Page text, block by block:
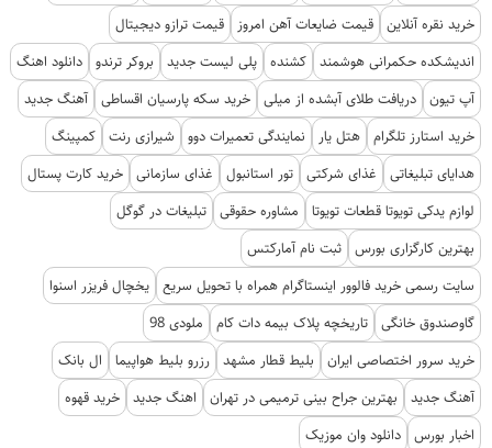
خرید نقره آنلاین قیمت ضایعات آهن امروز
قیمت ترازو دیجیتال
اندیشکده حکمرانی هوشمند کشنده پلی لیست جدید بروکر ترندو دانلود اهنگ
آپ تیون دریافت طلای آبشده از میلی خرید سکه پارسیان اقساطی آهنگ جدید
خرید استارز تلگرام هتل یار نمایندگی تعمیرات دوو شیرازی رنت کمپینگ
هدایای تبلیغاتی
غذای شرکتی تور استانبول غذای سازمانی خرید کارت پستال
لوازم یدکی تویوتا قطعات تویوتا
مشاوره حقوقی تبلیغات در گوگل
بهترین کارگزاری بورس ثبت نام آمارکتس
سایت رسمی خرید فالوور اینستاگرام همراه با تحویل سریع یخچال فریزر اسنوا
گاوصندوق خانگی تاریخچه پلاک بیمه دات کام
ملودی 98
خرید سرور اختصاصی ایران
بلیط قطار مشهد رزرو بلیط هواپیما
ال بانک
آهنگ جدید
بهترین جراح بینی ترمیمی در تهران اهنگ جدید خرید قهوه
اخبار بورس دانلود وان موزیک